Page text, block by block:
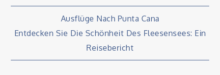
Beitragsnavigation
Ausflüge Nach Punta Cana
Entdecken Sie Die Schönheit Des Fleesensees: Ein
Reisebericht